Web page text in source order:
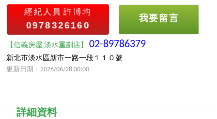
經紀人員 許博均
0978326160
我要留言
【信義房屋 淡水重劃店】02-89786379
新北市淡水區新市一路一段１１０號
更新日期：2026/06/28 00:00
詳細資料